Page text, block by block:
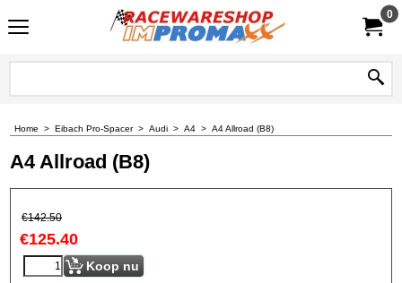
0
Home > Eibach Pro-Spacer> Audi > A4 > A4 Allroad (B8)
A4 Allroad (B8)
€142.50
€125.40
Koop nu